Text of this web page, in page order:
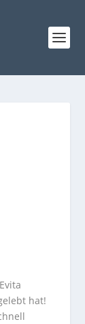
hat!